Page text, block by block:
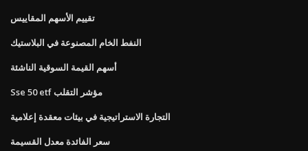
تقييم الأسهم المقاييس
النفط الخام المصنوعة في البلاستيك
أسهم القيمة السوقية الناشئة
Sse 50 etf مؤشر التقلب
التجارة الاستراتيجية في بيئات معقدة إعلامية
سعر الفائدة معدل القسيمة